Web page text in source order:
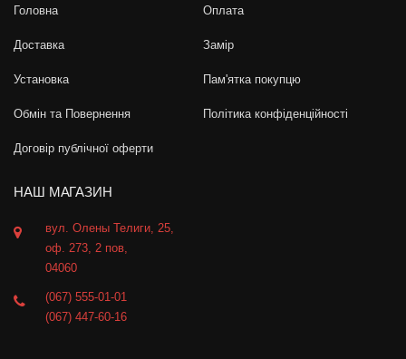
Головна Оплата
Доставка Замір
Установка Пам'ятка покупцю
Обмін та Повернення Політика конфіденційності
Договір публічної оферти
НАШ МАГАЗИН
вул. Олены Телиги, 25,
оф. 273, 2 пов,
04060
(067) 555-01-01
(067) 447-60-16